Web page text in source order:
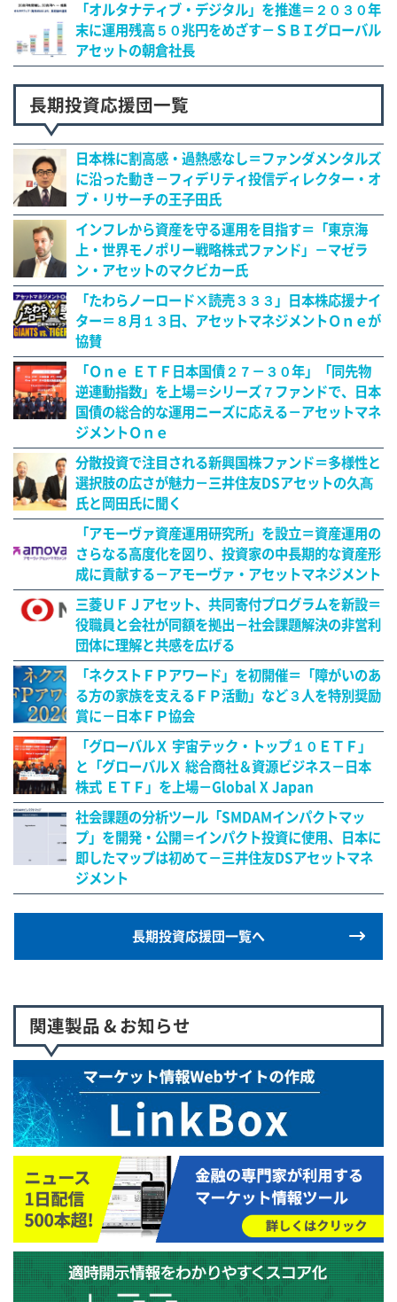
「オルタナティブ・デジタル」を推進＝２０３０年
末に運用残高５０兆円をめざす－ＳＢＩグローバル
アセットの朝倉社長
長期投資応援団一覧
日本株に割高感・過熱感なし＝ファンダメンタルズ
に沿った動き－フィデリティ投信ディレクター・オ
ブ・リサーチの王子田氏
インフレから資産を守る運用を目指す＝「東京海
上・世界モノポリー戦略株式ファンド」－マゼラ
ン・アセットのマクビカー氏
「たわらノーロード×読売３３３」日本株応援ナイ
ター＝８月１３日、アセットマネジメントＯｎｅが
協賛
「Ｏｎｅ ＥＴＦ日本国債２７－３０年」「同先物
逆連動指数」を上場＝シリーズ７ファンドで、日本
国債の総合的な運用ニーズに応える－アセットマネ
ジメントＯｎｅ
分散投資で注目される新興国株ファンド＝多様性と
選択肢の広さが魅力－三井住友DSアセットの久髙
氏と岡田氏に聞く
「アモーヴァ資産運用研究所」を設立＝資産運用の
さらなる高度化を図り、投資家の中長期的な資産形
成に貢献する－アモーヴァ・アセットマネジメント
三菱ＵＦＪアセット、共同寄付プログラムを新設＝
役職員と会社が同額を拠出－社会課題解決の非営利
団体に理解と共感を広げる
「ネクストＦＰアワード」を初開催＝「障がいのあ
る方の家族を支えるＦＰ活動」など３人を特別奨励
賞に－日本ＦＰ協会
「グローバルＸ 宇宙テック・トップ１０ＥＴＦ」
と「グローバルＸ 総合商社＆資源ビジネス－日本
株式 ＥＴＦ」を上場－Global X Japan
社会課題の分析ツール「SMDAMインパクトマッ
プ」を開発・公開＝インパクト投資に使用、日本に
即したマップは初めて－三井住友DSアセットマネ
ジメント
長期投資応援団一覧へ
関連製品 & お知らせ